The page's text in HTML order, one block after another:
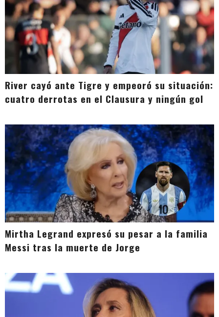
River cayó ante Tigre y empeoró su situación:
cuatro derrotas en el Clausura y ningún gol
Mirtha Legrand expresó su pesar a la familia
Messi tras la muerte de Jorge